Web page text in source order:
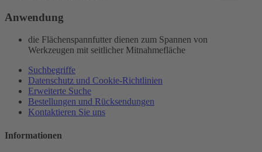
Anwendung
die Flächenspannfutter dienen zum Spannen von
Werkzeugen mit seitlicher Mitnahmefläche
Suchbegriffe
Datenschutz und Cookie-Richtlinien
Erweiterte Suche
Bestellungen und Rücksendungen
Kontaktieren Sie uns
Informationen